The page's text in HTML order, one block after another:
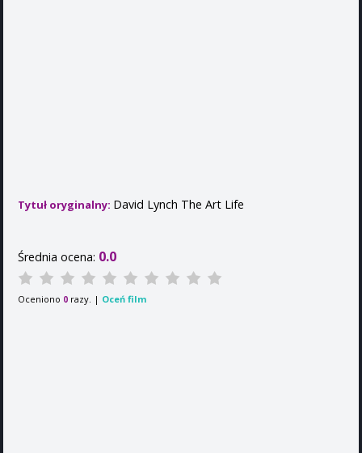
Tytuł oryginalny: David Lynch The Art Life
Średnia ocena: 0.0
Oceniono 0 razy. | Oceń film